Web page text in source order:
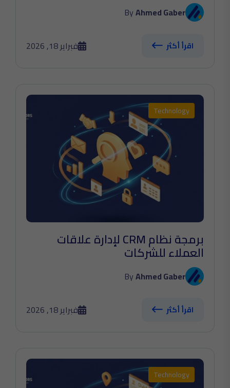
ByAhmed Gaber
اقرأ أكثر فبراير 18, 2026
Technology
برمجة نظام CRM لإدارة علاقات
العملاء للشركات
ByAhmed Gaber
اقرأ أكثر فبراير 18, 2026
Technology